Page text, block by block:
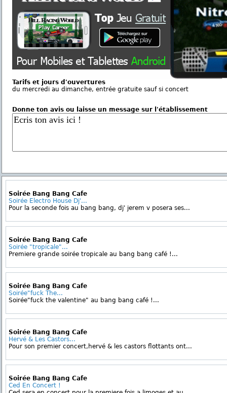
Tarifs et jours d'ouvertures
du mercredi au dimanche, entrée gratuite sauf si concert
Donne ton avis ou laisse un message sur l'établissement
Soirée Bang Bang Cafe
Soirée Electro House Dj'...
Pour la seconde fois au bang bang, dj' jerem v posera ses...
Soirée Bang Bang Cafe
Soirée "tropicale"...
Premiere grande soirée tropicale au bang bang café !...
Soirée Bang Bang Cafe
Soirée"fuck The...
Soirée"fuck the valentine" au bang bang café !...
Soirée Bang Bang Cafe
Hervé & Les Castors...
Pour son premier concert,hervé & les castors flottants ont...
Soirée Bang Bang Cafe
Ced En Concert !